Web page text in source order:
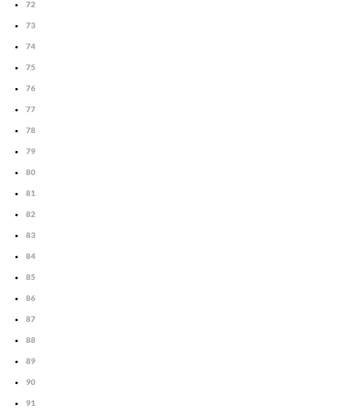
72
73
74
75
76
77
78
79
80
81
82
83
84
85
86
87
88
89
90
91